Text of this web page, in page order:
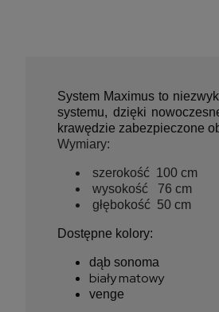
System Maximus to
systemu, dzięki
krawędzie zabezpieczone
Wymiary:
szerokość 100 cm
wysokość 76 cm
głębokość 50 cm
Dostępne kolory:
dąb sonoma
biały matowy
venge